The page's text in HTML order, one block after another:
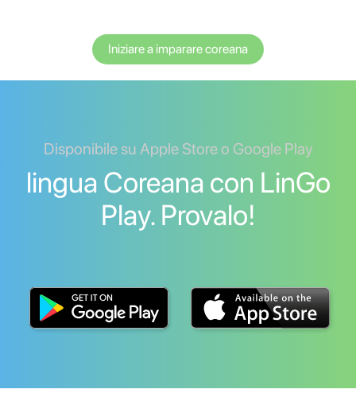
Iniziare a imparare coreana
Disponibile su Apple Store o Google Play
lingua Coreana con LinGo
Play. Provalo!